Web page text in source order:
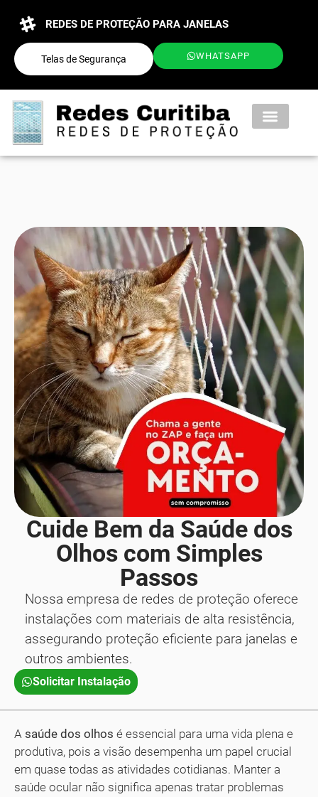
REDES DE PROTEÇÃO PARA JANELAS
Telas de Segurança WHATSAPP
Cuide Bem da Saúde dos
Olhos com Simples
Passos
Nossa empresa de redes de proteção oferece
instalações com materiais de alta resistência,
assegurando proteção eficiente para janelas e
outros ambientes.
Solicitar Instalação
A saúde dos olhos é essencial para uma vida plena e
produtiva, pois a visão desempenha um papel crucial
em quase todas as atividades cotidianas. Manter a
saúde ocular não significa apenas tratar problemas